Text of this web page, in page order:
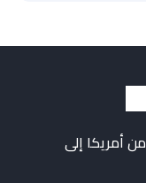
أمريكا إلى